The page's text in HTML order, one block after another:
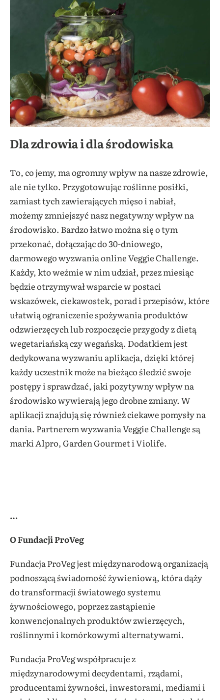
Dla zdrowia i dla środowiska
To, co jemy, ma ogromny wpływ na nasze zdrowie,
ale nie tylko. Przygotowując roślinne posiłki,
zamiast tych zawierających mięso i nabiał,
możemy zmniejszyć nasz negatywny wpływ na
środowisko. Bardzo łatwo można się o tym
przekonać, dołączając do 30-dniowego,
darmowego wyzwania online Veggie Challenge.
Każdy, kto weźmie w nim udział, przez miesiąc
będzie otrzymywał wsparcie w postaci
wskazówek, ciekawostek, porad i przepisów, które
ułatwią ograniczenie spożywania produktów
odzwierzęcych lub rozpoczęcie przygody z dietą
wegetariańską czy wegańską. Dodatkiem jest
dedykowana wyzwaniu aplikacja, dzięki której
każdy uczestnik może na bieżąco śledzić swoje
postępy i sprawdzać, jaki pozytywny wpływ na
środowisko wywierają jego drobne zmiany. W
aplikacji znajdują się również ciekawe pomysły na
dania. Partnerem wyzwania Veggie Challenge są
marki Alpro, Garden Gourmet i Violife.
…
O Fundacji ProVeg
Fundacja ProVeg jest międzynarodową organizacją
podnoszącą świadomość żywieniową, która dąży
do transformacji światowego systemu
żywnościowego, poprzez zastąpienie
konwencjonalnych produktów zwierzęcych,
roślinnymi i komórkowymi alternatywami.
Fundacja ProVeg współpracuje z
międzynarodowymi decydentami, rządami,
producentami żywności, inwestorami, mediami i